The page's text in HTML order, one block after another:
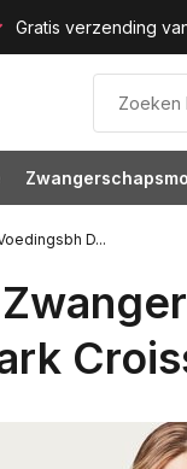
60 dagen
D...